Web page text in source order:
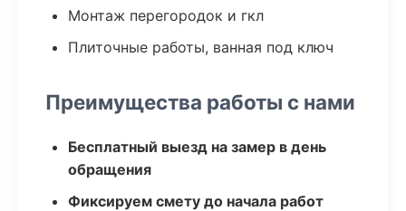
Монтаж перегородок и гкл
Плиточные работы, ванная под ключ
Преимущества работы с нами
Бесплатный выезд на замер в день
обращения
Фиксируем смету до начала работ